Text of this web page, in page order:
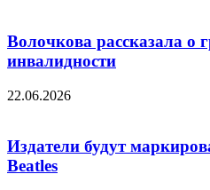
Волочкова рассказала о
инвалидности
22.06.2026
Издатели будут
Beatles